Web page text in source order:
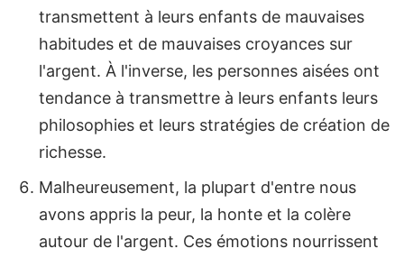
transmettent à leurs enfants de mauvaises
habitudes et de mauvaises croyances sur
l'argent. À l'inverse, les personnes aisées ont
tendance à transmettre à leurs enfants leurs
philosophies et leurs stratégies de création de
richesse.
Malheureusement, la plupart d'entre nous
avons appris la peur, la honte et la colère
autour de l'argent. Ces émotions nourrissent